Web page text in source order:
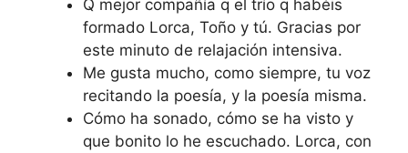
Q mejor compañía q el trío q habéis
formado Lorca, Toño y tú. Gracias por
este minuto de relajación intensiva.
Me gusta mucho, como siempre, tu voz
recitando la poesía, y la poesía misma.
Cómo ha sonado, cómo se ha visto y
que bonito lo he escuchado. Lorca, con